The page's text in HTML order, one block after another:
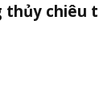
chiêu